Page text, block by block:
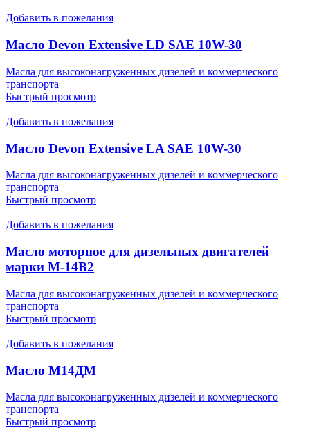
Добавить в пожелания
Масло Devon Extensive LD SAE 10W-30
Масла для высоконагруженных дизелей и коммерческого
транспорта
Быстрый просмотр
Добавить в пожелания
Масло Devon Extensive LA SAE 10W-30
Масла для высоконагруженных дизелей и коммерческого
транспорта
Быстрый просмотр
Добавить в пожелания
Масло моторное для дизельных двигателей
марки М-14В2
Масла для высоконагруженных дизелей и коммерческого
транспорта
Быстрый просмотр
Добавить в пожелания
Масло М14ДМ
Масла для высоконагруженных дизелей и коммерческого
транспорта
Быстрый просмотр